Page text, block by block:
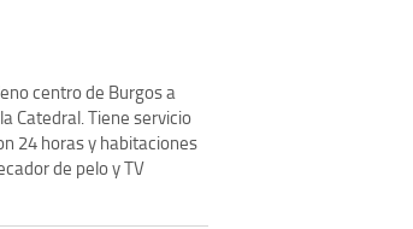
centro de Burgos a
Catedral. Tiene servicio
24 horas y habitaciones
de pelo y TV